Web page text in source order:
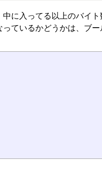
に入ってる以上のバイ
ているかどうかは、ブ